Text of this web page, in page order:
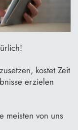
kostet Zeit
erzielen
meisten von uns